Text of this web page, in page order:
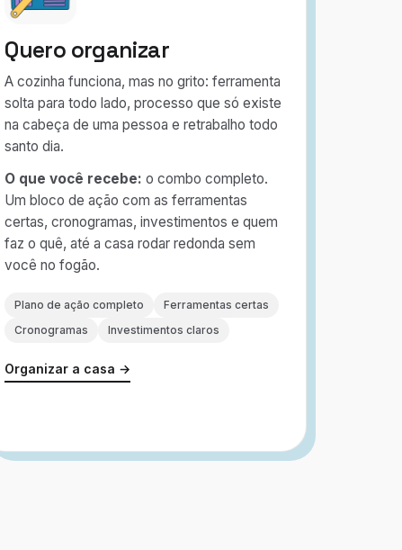
Quero organizar
A cozinha funciona, mas no grito: ferramenta
solta para todo lado, processo que só existe
na cabeça de uma pessoa e retrabalho todo
santo dia.
O que você recebe: o combo completo.
Um bloco de ação com as ferramentas
certas, cronogramas, investimentos e quem
faz o quê, até a casa rodar redonda sem
você no fogão.
Plano de ação completo
Ferramentas certas
Cronogramas
Investimentos claros
Organizar a casa →